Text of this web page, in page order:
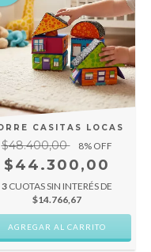
CASITAS LOCAS
$48.400,00 8% OFF
$44.300,00
3 CUOTAS SIN INTERÉS DE
$14.766,67